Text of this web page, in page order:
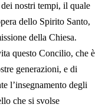
nostri tempi, il quale
dello Spirito Santo,
della Chiesa.
questo Concilio, che è
generazioni, e di
l’insegnamento degli
che si svolse